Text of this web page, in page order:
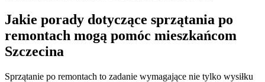
Jakie porady dotyczące sprzątania po
remontach mogą pomóc mieszkańcom
Szczecina
Sprzątanie po remontach to zadanie wymagające nie tylko wysiłku